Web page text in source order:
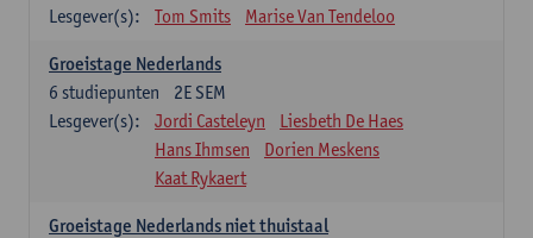
Lesgever(s):
Tom Smits Marise Van Tendeloo
Groeistage Nederlands
2E SEM
6 studiepunten
Lesgever(s):
Jordi Casteleyn
Liesbeth De Haes
Hans Ihmsen
Dorien Meskens
Kaat Rykaert
Groeistage Nederlands niet thuistaal